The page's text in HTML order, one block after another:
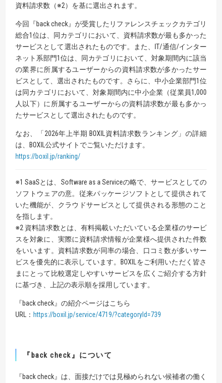
資料請求数（※2）を基に選出されます。
今回『back check』が受賞したリファレンスチェックカテゴリ
総合1位は、同カテゴリにおいて、資料請求数が最も多かった
サービスとして選出されたものです。また、IT/通信/インター
ネット系部門1位は、同カテゴリにおいて、対象期間内に該当
の業界に所属するユーザーからの資料請求数が多かったサー
ビスとして、選出されたものです。さらに、中小企業部門1位
は同カテゴリにおいて、対象期間内に中小企業（従業員1,000
人以下）に所属するユーザーからの資料請求数が最も多かっ
たサービスとして選出されたものです。
なお、「2026年上半期 BOXIL資料請求数ランキング」の詳細
は、BOXIL公式サイトでご覧いただけます。
https://boxil.jp/ranking/
※1 SaaSとは、Software as a Serviceの略で、サービスとしての
ソフトウェアの意。従来パッケージソフトとして提供されて
いた機能が、クラウドサービスとして提供される形態のこと
を指します。
※2 資料請求数とは、有料掲載いただいている企業様のサービ
スを対象に、実際に資料請求情報が企業様へ提供された件数
をいいます。資料請求数が同率の場合、口コミ数が多いサー
ビスを優先的に表示しています。BOXILをご利用いただく皆さ
まにとって比較選定しやすいサービスを広くご紹介する方針
に基づき、上記の表示順を採用しています。
『back check』の紹介ページはこちら
URL： https://boxil.jp/service/4719/?categoryId=739
『back check』について
『back check』は、面接だけでは見極められない候補者の働く